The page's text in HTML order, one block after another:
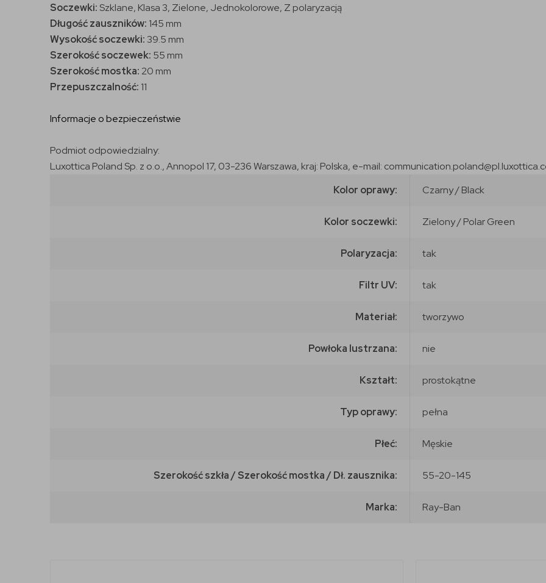
Soczewki: Szklane, Klasa 3, Zielone, Jednokolorowe, Z polaryzacją
Długość zauszników: 145 mm
Wysokość soczewki: 39.5 mm
Szerokość soczewek: 55 mm
Szerokość mostka: 20 mm
Przepuszczalność: 11
Informacje o bezpieczeństwie
Podmiot odpowiedzialny:
Luxottica Poland Sp. z o.o., Annopol 17, 03-236 Warszawa, kraj: Polska, e-mail:
Kolor oprawy:
Czarny / Black
Kolor soczewki: Zielony / Polar Green
Polaryzacja: tak
Filtr UV: tak
Materiał: tworzywo
Powłoka lustrzana: nie
Kształt: prostokątne
Typ oprawy: pełna
Płeć: Męskie
Szerokość szkła / Szerokość mostka / Dł. zausznika: 55-20-145
Marka: Ray-Ban